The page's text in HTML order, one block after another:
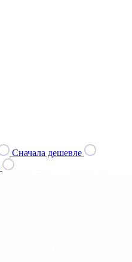
Сначала дешевле